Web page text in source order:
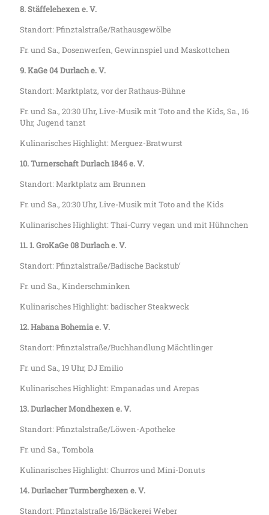
8. Stäffelehexen e. V.
Standort: Pfinztalstraße/Rathausgewölbe
Fr. und Sa., Dosenwerfen, Gewinnspiel und Maskottchen
9. KaGe 04 Durlach e. V.
Standort: Marktplatz, vor der Rathaus-Bühne
Fr. und Sa., 20:30 Uhr, Live-Musik mit Toto and the Kids, Sa., 16
Uhr, Jugend tanzt
Kulinarisches Highlight: Merguez-Bratwurst
10. Turnerschaft Durlach 1846 e. V.
Standort: Marktplatz am Brunnen
Fr. und Sa., 20:30 Uhr, Live-Musik mit Toto and the Kids
Kulinarisches Highlight: Thai-Curry vegan und mit Hühnchen
11. 1. GroKaGe 08 Durlach e. V.
Standort: Pfinztalstraße/Badische Backstub‘
Fr. und Sa., Kinderschminken
Kulinarisches Highlight: badischer Steakweck
12. Habana Bohemia e. V.
Standort: Pfinztalstraße/Buchhandlung Mächtlinger
Fr. und Sa., 19 Uhr, DJ Emilio
Kulinarisches Highlight: Empanadas und Arepas
13. Durlacher Mondhexen e. V.
Standort: Pfinztalstraße/Löwen-Apotheke
Fr. und Sa., Tombola
Kulinarisches Highlight: Churros und Mini-Donuts
14. Durlacher Turmberghexen e. V.
Standort: Pfinztalstraße 16/Bäckerei Weber